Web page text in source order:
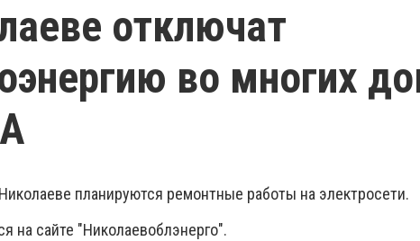
отключат
во многих
планируются ремонтные работы на электросети.
на сайте "Николаевоблэнерго".